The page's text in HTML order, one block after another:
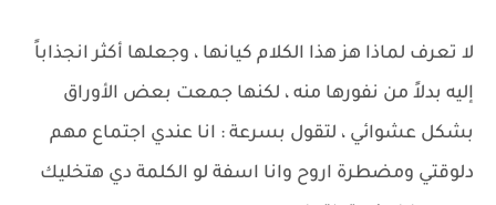
لا تعرف لماذا هز هذا الكلام كيانها ، وجعلها أكثر انجذاباً
إليه بدلاً من نفورها منه ، لكنها جمعت بعض الأوراق
بشكل عشوائي ، لتقول بسرعة : انا عندي اجتماع مهم
دلوقتي ومضطرة اروح وانا اسفة لو الكلمة دي هتخليك